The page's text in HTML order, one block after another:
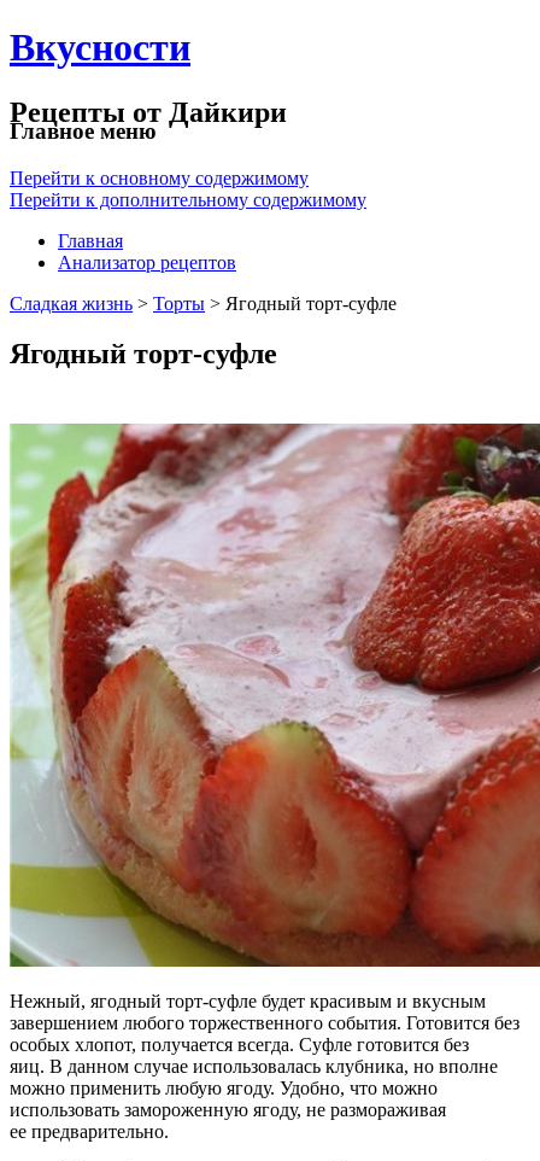
Вкусности
Рецепты от Дайкири
Главное меню
Перейти к основному содержимому
Перейти к дополнительному содержимому
Главная
Анализатор рецептов
Сладкая жизнь > Торты > Ягодный торт-суфле
Ягодный торт-суфле
Нежный, ягодный торт-суфле будет красивым и вкусным
завершением любого торжественного события. Готовится без
особых хлопот, получается всегда. Суфле готовится без
яиц. В данном случае использовалась клубника, но вполне
можно применить любую ягоду. Удобно, что можно
использовать замороженную ягоду, не размораживая
ее предварительно.